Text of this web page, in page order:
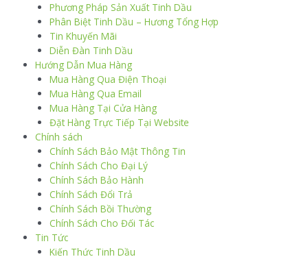
Phương Pháp Sản Xuất Tinh Dầu
Phân Biệt Tinh Dầu – Hương Tổng Hợp
Tin Khuyến Mãi
Diễn Đàn Tinh Dầu
Hướng Dẫn Mua Hàng
Mua Hàng Qua Điện Thoại
Mua Hàng Qua Email
Mua Hàng Tại Cửa Hàng
Đặt Hàng Trực Tiếp Tại Website
Chính sách
Chính Sách Bảo Mật Thông Tin
Chính Sách Cho Đại Lý
Chính Sách Bảo Hành
Chính Sách Đổi Trả
Chính Sách Bồi Thường
Chính Sách Cho Đối Tác
Tin Tức
Kiến Thức Tinh Dầu